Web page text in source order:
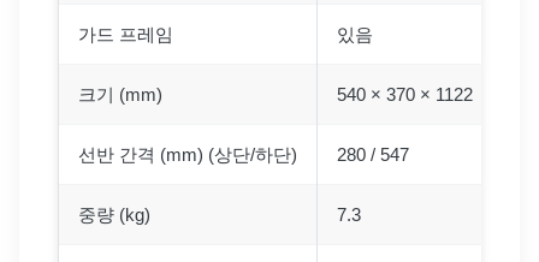
가드 프레임 있음
크기 (mm) 540 × 370 × 1122
선반 간격 (mm) (상단/하단) 280 / 547
중량 (kg) 7.3